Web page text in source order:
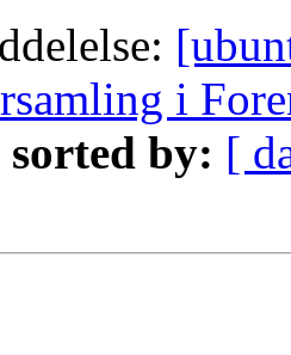
i
sorted by: [